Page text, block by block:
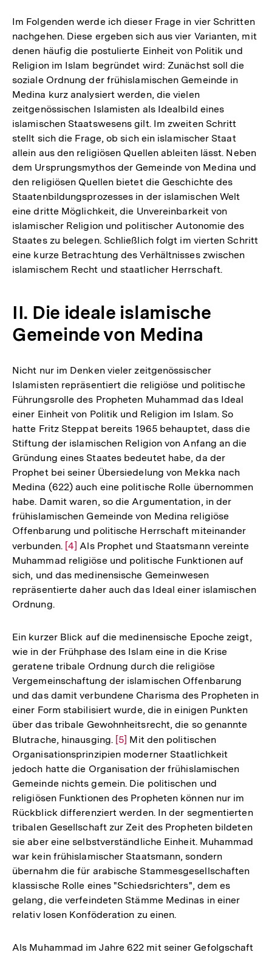
Im Folgenden werde ich dieser Frage in vier Schritten
nachgehen. Diese ergeben sich aus vier Varianten, mit
denen häufig die postulierte Einheit von Politik und
Religion im Islam begründet wird: Zunächst soll die
soziale Ordnung der frühislamischen Gemeinde in
Medina kurz analysiert werden, die vielen
zeitgenössischen Islamisten als Idealbild eines
islamischen Staatswesens gilt. Im zweiten Schritt
stellt sich die Frage, ob sich ein islamischer Staat
allein aus den religiösen Quellen ableiten lässt. Neben
dem Ursprungsmythos der Gemeinde von Medina und
den religiösen Quellen bietet die Geschichte des
Staatenbildungsprozesses in der islamischen Welt
eine dritte Möglichkeit, die Unvereinbarkeit von
islamischer Religion und politischer Autonomie des
Staates zu belegen. Schließlich folgt im vierten Schritt
eine kurze Betrachtung des Verhältnisses zwischen
islamischem Recht und staatlicher Herrschaft.
II. Die ideale islamische
Gemeinde von Medina
Nicht nur im Denken vieler zeitgenössischer
Islamisten repräsentiert die religiöse und politische
Führungsrolle des Propheten Muhammad das Ideal
einer Einheit von Politik und Religion im Islam. So
hatte Fritz Steppat bereits 1965 behauptet, dass die
Stiftung der islamischen Religion von Anfang an die
Gründung eines Staates bedeutet habe, da der
Prophet bei seiner Übersiedelung von Mekka nach
Medina (622) auch eine politische Rolle übernommen
habe. Damit waren, so die Argumentation, in der
frühislamischen Gemeinde von Medina religiöse
Offenbarung und politische Herrschaft miteinander
verbunden. Zur
Auflösung
der
Fußnote
[4] Als Prophet und Staatsmann vereinte
Muhammad religiöse und politische Funktionen auf
sich, und das medinensische Gemeinwesen
repräsentierte daher auch das Ideal einer islamischen
Ordnung.
Ein kurzer Blick auf die medinensische Epoche zeigt,
wie in der Frühphase des Islam eine in die Krise
geratene tribale Ordnung durch die religiöse
Vergemeinschaftung der islamischen Offenbarung
und das damit verbundene Charisma des Propheten in
einer Form stabilisiert wurde, die in einigen Punkten
über das tribale Gewohnheitsrecht, die so genannte
Blutrache, hinausging. Zur
Auflösung
der
Fußnote
[5] Mit den politischen
Organisationsprinzipien moderner Staatlichkeit
jedoch hatte die Organisation der frühislamischen
Gemeinde nichts gemein. Die politischen und
religiösen Funktionen des Propheten können nur im
Rückblick differenziert werden. In der segmentierten
tribalen Gesellschaft zur Zeit des Propheten bildeten
sie aber eine selbstverständliche Einheit. Muhammad
war kein frühislamischer Staatsmann, sondern
übernahm die für arabische Stammesgesellschaften
klassische Rolle eines "Schiedsrichters", dem es
gelang, die verfeindeten Stämme Medinas in einer
relativ losen Konföderation zu einen.
Als Muhammad im Jahre 622 mit seiner Gefolgschaft